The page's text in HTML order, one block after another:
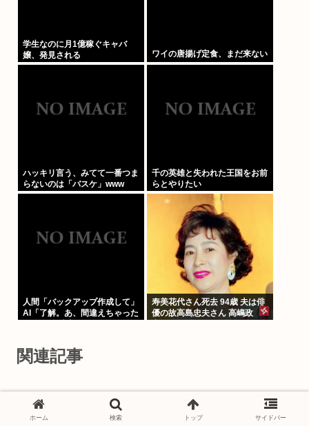
学生なのに月1億稼ぐキャバ
嬢、発見される
ワイの唐揚げ定食、まだ来ない
ハッキリ言う、みてて一番つま
らないのは「バスケ」www
千の英雄と失われた王国をお前
らとやりたい
人間「バックアップ作成して」
AI「了解。あ、間違えちゃった
寿美花代さん死去 94歳 夫は俳
優の故高島忠夫さん 高嶋政
関連記事
芸スポ
新体操元日本代表・田中琴乃さ
ん、第１子妊娠を報告「お腹の
ホーム 検索 トップ サイドバー